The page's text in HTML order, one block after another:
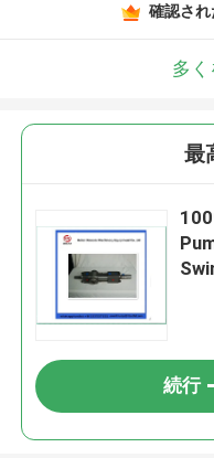
確認さ
多
最
続行